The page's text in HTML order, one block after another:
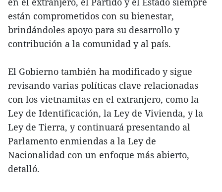
están comprometidos con su bienestar,
brindándoles apoyo para su desarrollo y
contribución a la comunidad y al país.
El Gobierno también ha modificado y sigue
revisando varias políticas clave relacionadas
con los vietnamitas en el extranjero, como la
Ley de Identificación, la Ley de Vivienda, y la
Ley de Tierra, y continuará presentando al
Parlamento enmiendas a la Ley de
Nacionalidad con un enfoque más abierto,
detalló.